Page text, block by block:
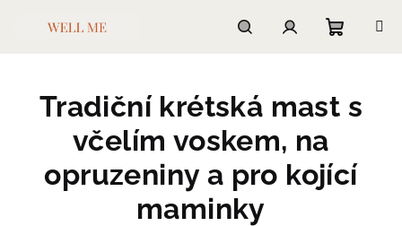
košík
Tradiční krétská mast s
včelím voskem, na
opruzeniny a pro kojící
maminky